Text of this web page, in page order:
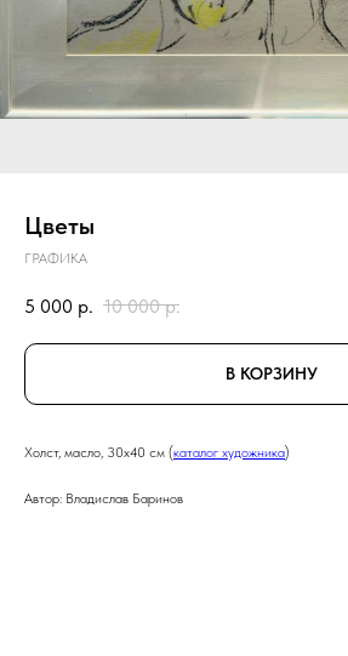
Цветы
ГРАФИКА
5 000 р. 10 000 р.
В КОРЗИНУ
Холст, масло, 30х40 см (каталог художника)
Автор: Владислав Баринов